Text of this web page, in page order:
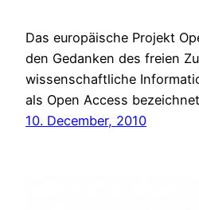
Das europäische Projekt
den Gedanken des freien
wissenschaftliche
als Open Access
10. December, 2010